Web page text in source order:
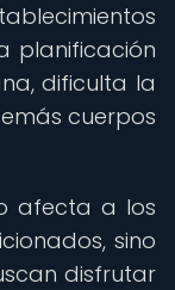
planificación
dificulta la
cuerpos
afecta a los
sino
disfrutar